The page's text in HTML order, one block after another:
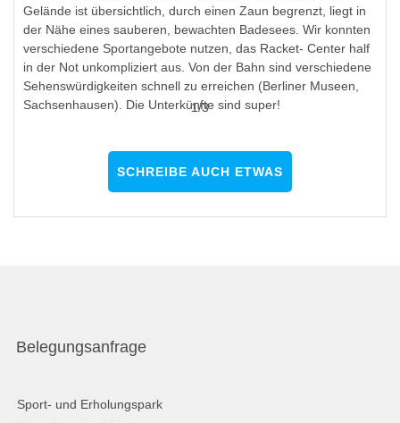
Gelände ist übersichtlich, durch einen Zaun begrenzt, liegt in
der Nähe eines sauberen, bewachten Badesees. Wir konnten
verschiedene Sportangebote nutzen, das Racket- Center half
in der Not unkompliziert aus. Von der Bahn sind verschiedene
Sehenswürdigkeiten schnell zu erreichen (Berliner Museen,
Sachsenhausen). Die Unterkünfte sind super!
1/3
SCHREIBE AUCH ETWAS
Belegungsanfrage
Sport- und Erholungspark